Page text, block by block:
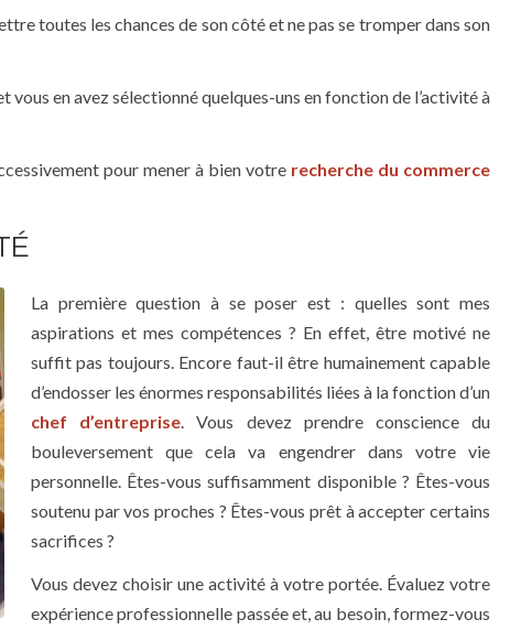
toutes les chances de son côté et ne pas se tromper dans son
en avez sélectionné quelques-uns en fonction de l’activité à
pour mener à bien votre recherche du commerce
La première question à se poser est : quelles sont mes
aspirations et mes compétences ? En effet, être motivé ne
suffit pas toujours. Encore faut-il être humainement capable
d’endosser les énormes responsabilités liées à la fonction d’un
chef d’entreprise. Vous devez prendre conscience du
bouleversement que cela va engendrer dans votre vie
personnelle. Êtes-vous suffisamment disponible ? Êtes-vous
soutenu par vos proches ? Êtes-vous prêt à accepter certains
sacrifices ?
Vous devez choisir une activité à votre portée. Évaluez votre
expérience professionnelle passée et, au besoin, formez-vous